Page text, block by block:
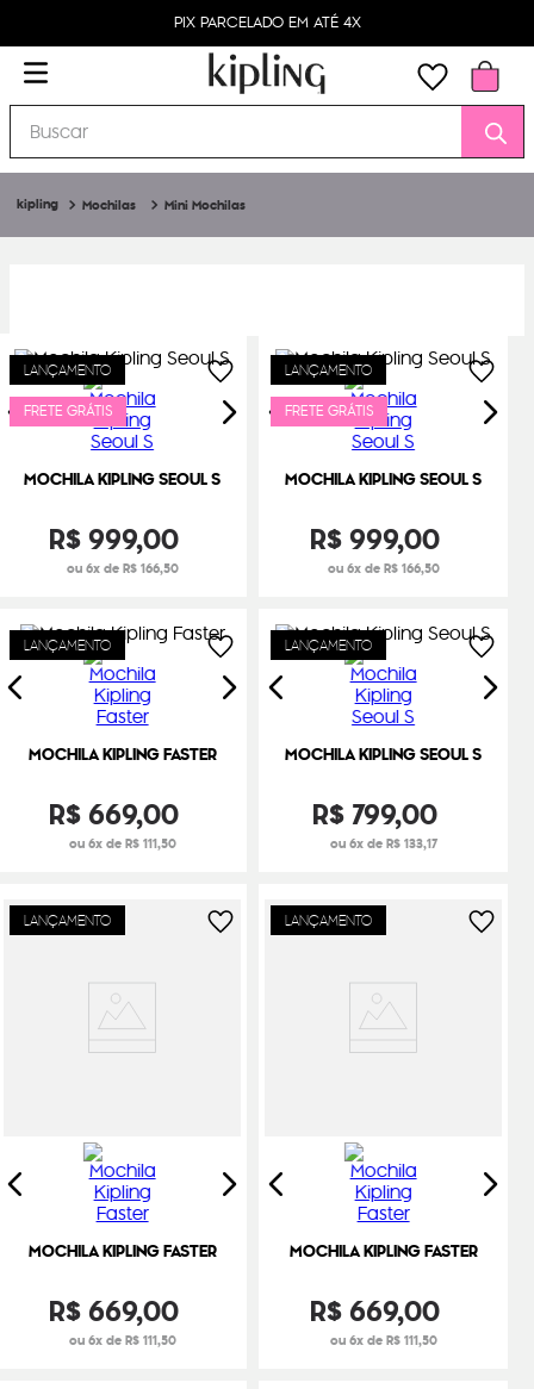
PIX PARCELADO EM ATÉ 4X
Buscar
Mochilas Mini Mochilas
LANÇAMENTO
FRETE GRÁTIS
MOCHILA KIPLING SEOUL S
R$999,00
ou 6x de R$ 166,50
LANÇAMENTO
FRETE GRÁTIS
MOCHILA KIPLING SEOUL S
R$999,00
ou 6x de R$ 166,50
LANÇAMENTO
MOCHILA KIPLING FASTER
R$ 669,00
ou 6x de R$ 111,50
LANÇAMENTO
MOCHILA KIPLING SEOUL S
R$ 799,00
ou 6x de R$ 133,17
LANÇAMENTO
MOCHILA KIPLING FASTER
R$ 669,00
ou 6x de R$ 111,50
LANÇAMENTO
MOCHILA KIPLING FASTER
R$ 669,00
ou 6x de R$ 111,50